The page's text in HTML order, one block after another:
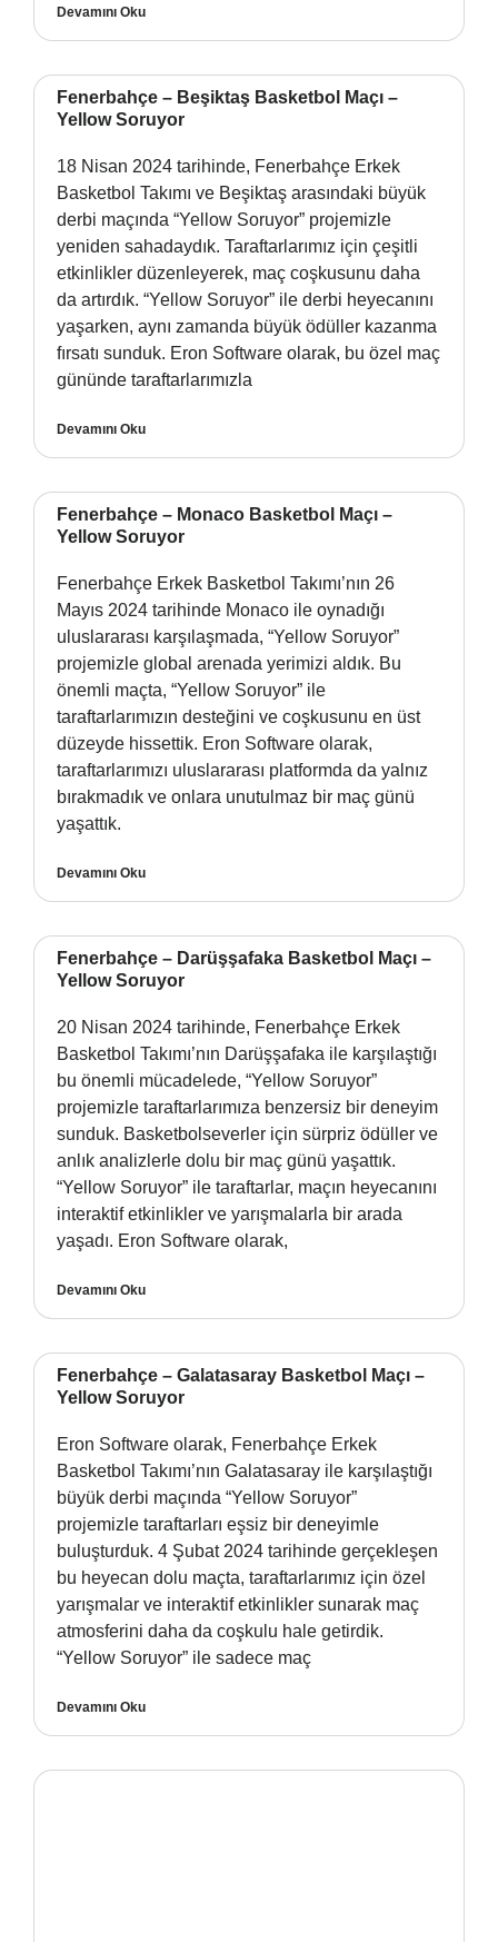
Devamını Oku
Fenerbahçe – Beşiktaş Basketbol Maçı –
Yellow Soruyor
18 Nisan 2024 tarihinde, Fenerbahçe Erkek
Basketbol Takımı ve Beşiktaş arasındaki büyük
derbi maçında “Yellow Soruyor” projemizle
yeniden sahadaydık. Taraftarlarımız için çeşitli
etkinlikler düzenleyerek, maç coşkusunu daha
da artırdık. “Yellow Soruyor” ile derbi heyecanını
yaşarken, aynı zamanda büyük ödüller kazanma
fırsatı sunduk. Eron Software olarak, bu özel maç
gününde taraftarlarımızla
Devamını Oku
Fenerbahçe – Monaco Basketbol Maçı –
Yellow Soruyor
Fenerbahçe Erkek Basketbol Takımı’nın 26
Mayıs 2024 tarihinde Monaco ile oynadığı
uluslararası karşılaşmada, “Yellow Soruyor”
projemizle global arenada yerimizi aldık. Bu
önemli maçta, “Yellow Soruyor” ile
taraftarlarımızın desteğini ve coşkusunu en üst
düzeyde hissettik. Eron Software olarak,
taraftarlarımızı uluslararası platformda da yalnız
bırakmadık ve onlara unutulmaz bir maç günü
yaşattık.
Devamını Oku
Fenerbahçe – Darüşşafaka Basketbol Maçı –
Yellow Soruyor
20 Nisan 2024 tarihinde, Fenerbahçe Erkek
Basketbol Takımı’nın Darüşşafaka ile karşılaştığı
bu önemli mücadelede, “Yellow Soruyor”
projemizle taraftarlarımıza benzersiz bir deneyim
sunduk. Basketbolseverler için sürpriz ödüller ve
anlık analizlerle dolu bir maç günü yaşattık.
“Yellow Soruyor” ile taraftarlar, maçın heyecanını
interaktif etkinlikler ve yarışmalarla bir arada
yaşadı. Eron Software olarak,
Devamını Oku
Fenerbahçe – Galatasaray Basketbol Maçı –
Yellow Soruyor
Eron Software olarak, Fenerbahçe Erkek
Basketbol Takımı’nın Galatasaray ile karşılaştığı
büyük derbi maçında “Yellow Soruyor”
projemizle taraftarları eşsiz bir deneyimle
buluşturduk. 4 Şubat 2024 tarihinde gerçekleşen
bu heyecan dolu maçta, taraftarlarımız için özel
yarışmalar ve interaktif etkinlikler sunarak maç
atmosferini daha da coşkulu hale getirdik.
“Yellow Soruyor” ile sadece maç
Devamını Oku